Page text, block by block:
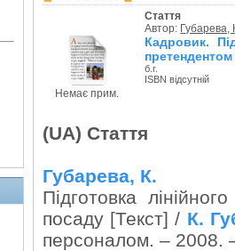
Немає прим.
Стаття
Автор: Губарева,
Кадровик.
б.г.
ISBN відсутній
(UA) Стаття
Губарева, К.
Підготовка
посаду [Текст] / К.
персоналом. – 2008.